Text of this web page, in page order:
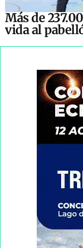
Más de
vida al